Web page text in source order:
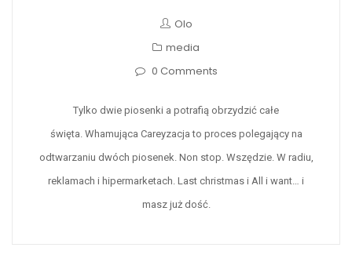
Olo
media
0 Comments
Tylko dwie piosenki a potrafią obrzydzić całe
święta. Whamująca Careyzacja to proces polegający na
odtwarzaniu dwóch piosenek. Non stop. Wszędzie. W radiu,
reklamach i hipermarketach. Last christmas i All i want… i
masz już dość.